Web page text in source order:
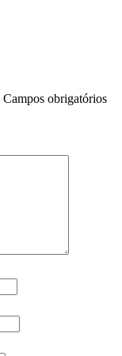
Campos obrigatórios